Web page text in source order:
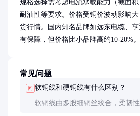
规格选择需考虑电流承载能力（截面积
耐油性等要求。价格受铜价波动影响
货行情。国内知名品牌如远东电缆、
有保障，但价格比小品牌高约10-20%。
常见问题
问 软铜线和硬铜线有什么区别？
软铜线由多股细铜丝绞合，柔韧